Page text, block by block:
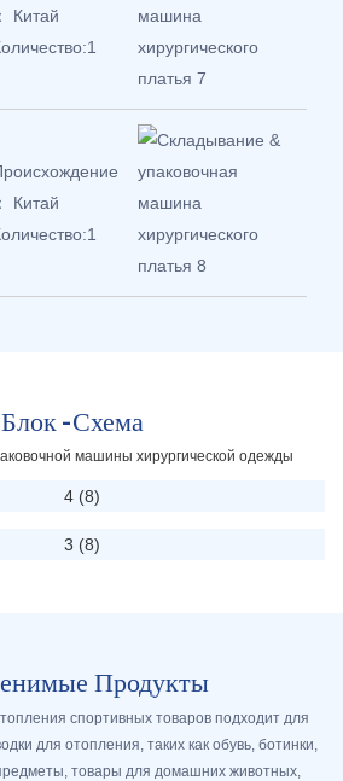
： Китай
： Китай
Блок -схема
машины хирургической одежды
Продукты
спортивных товаров подходит для
для отопления, таких как обувь, ботинки,
товары для домашних животных,